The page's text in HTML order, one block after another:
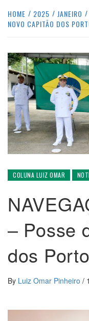
HOME 2025 JANEIRO
NOVO CAPITÃO DOS
COLUNA LUIZ OMAR
– Posse
dos
By Luiz Omar Pinheiro /